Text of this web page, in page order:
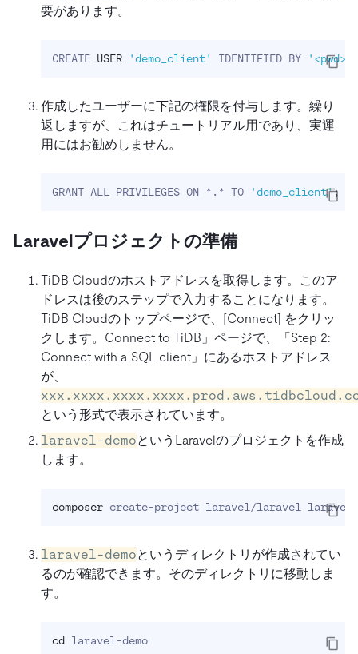
要があります。
CREATE USER 'demo_client' IDENTIFIED BY '<pwd>'
作成したユーザーに下記の権限を付与します。繰り
返しますが、これはチュートリアル用であり、実運
用にはお勧めしません。
GRANT ALL PRIVILEGES ON *.* TO 'demo_client';
Laravelプロジェクトの準備
TiDB Cloudのホストアドレスを取得します。このア
ドレスは後のステップで入力することになります。
TiDB Cloudのトップページで、[Connect] をクリッ
クします。Connect to TiDB」ページで、「Step 2:
Connect with a SQL client」にあるホストアドレス
が、
という形式で表示されています。
laravel-demoというLaravelのプロジェクトを作成
します。
composer create-project laravel/laravel laravel-
laravel-demoというディレクトリが作成されてい
るのが確認できます。そのディレクトリに移動しま
す。
cd laravel-demo